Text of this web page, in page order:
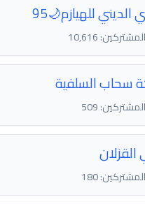
الديني للهيازم🌙95
المشتركين: 10,616
سحاب السلفية
المشتركين: 509
المشتركين: 180